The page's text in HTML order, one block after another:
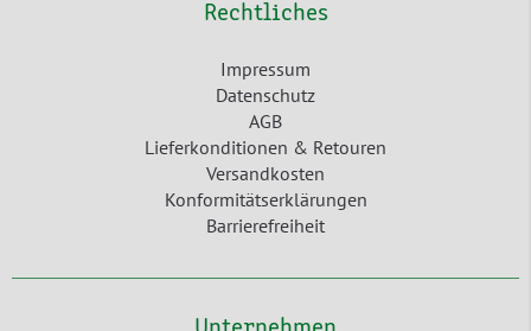
Rechtliches
Impressum
Datenschutz
AGB
Lieferkonditionen & Retouren
Versandkosten
Konformitätserklärungen
Barrierefreiheit